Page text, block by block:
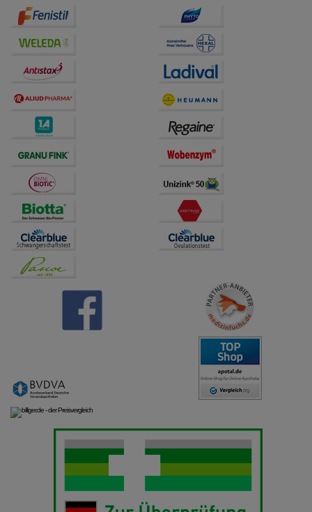
Drittseiten möglichst relevant für Sie zu gestalten.
Bitte beachten Sie, dass Daten hierfür teilweise an
Dritte wie z.B. Google oder soziale Medien